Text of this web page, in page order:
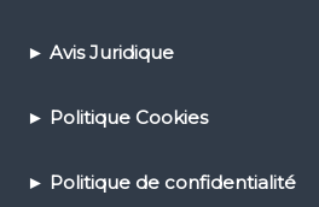
► Avis Juridique
► Politique Cookies
► Politique de confidentialité